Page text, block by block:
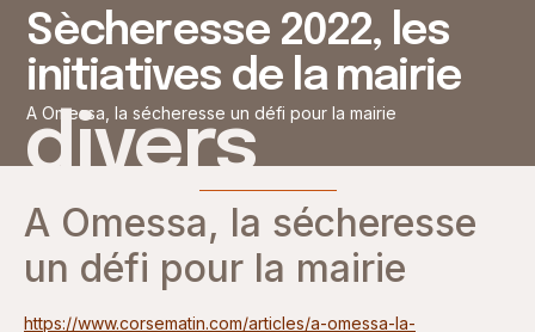
Sècheresse 2022, les
initiatives de la mairie
A Omessa, la sécheresse un défi pour la mairie
divers
A Omessa, la sécheresse
un défi pour la mairie
https://www.corsematin.com/articles/a-omessa-la-